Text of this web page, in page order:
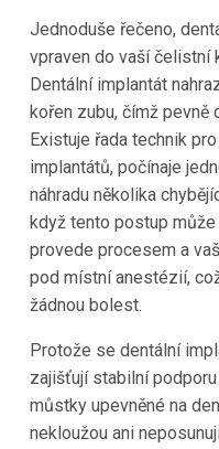
Jednoduše řečeno,
vpraven do vaší čelistní
Dentální implantát
kořen zubu, čímž pevně
Existuje řada technik
implantátů, počínaje
náhradu několika
když tento postup
provede procesem a
pod místní anestézií,
žádnou bolest.
Protože se dentální
zajišťují stabilní
můstky upevněné na
nekloužou ani